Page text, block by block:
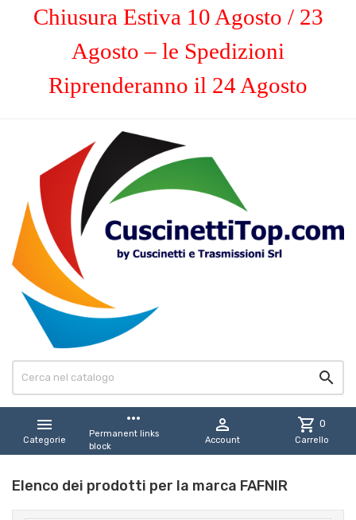
Chiusura Estiva 10 Agosto / 23
Agosto – le Spedizioni
Riprenderanno il 24 Agosto


Categorie
more_horiz
Permanent links
block

Account
shopping_cart 0
Carrello
Elenco dei prodotti per la marca FAFNIR